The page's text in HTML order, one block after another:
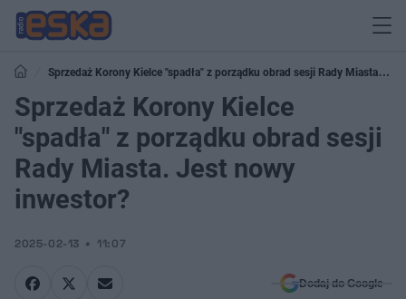
Sprzedaż Korony Kielce "spadła" z porządku obrad sesji Rady Miasta.
Jest nowy inwestor?
Sprzedaż Korony Kielce
"spadła" z porządku obrad sesji
Rady Miasta. Jest nowy
inwestor?
2025-02-13 11:07
Dodaj do Google